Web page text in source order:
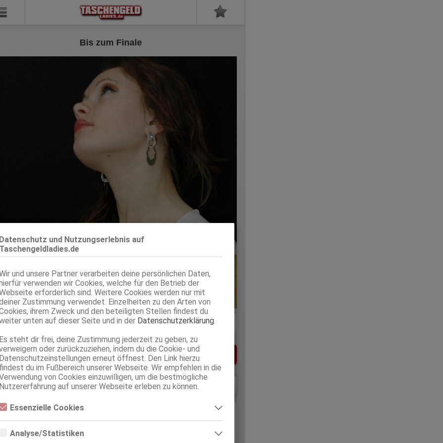
Datenschutz und Nutzungserlebnis auf
Taschengeldladies.de
und unsere Partner verarbeiten deine persönlichen Daten,
verwenden wir Cookies, welche für den Betrieb der
erforderlich sind. Weitere Cookies werden nur mit
Zustimmung verwendet. Einzelheiten zu den Arten von
ihrem Zweck und den beteiligten Stellen findest du
unten auf dieser Seite und in der Datenschutzerklärung.
Es steht dir frei, deine Zustimmung jederzeit zu geben, zu
oder zurückzuziehen, indem du die Cookie- und
Datenschutzeinstellungen erneut öffnest. Den Link hierzu
findest du im Fußbereich unserer Webseite. Wir empfehlen in die
von Cookies einzuwilligen, um die bestmögliche
Nutzererfahrung auf unserer Webseite erleben zu können.
Essenzielle Cookies
Cookies sind alle notwendigen Cookies, die für den Betrieb
werden. Die Webseite kann ohne diese Cookies nicht richtig
Analyse/Statistiken
Bis zum Finale
Keine Angaben
0900 8 310202-20*
*2,99€/Min.
Anzeige merken
liebe endgeile Typen wie Du einer bist. Voller Erwartung auf dich,
ich meine Klappe einfach nicht halten und so sprudeln die
Wörter aus mir heraus und ich flehe Dich an, bitte gib mir